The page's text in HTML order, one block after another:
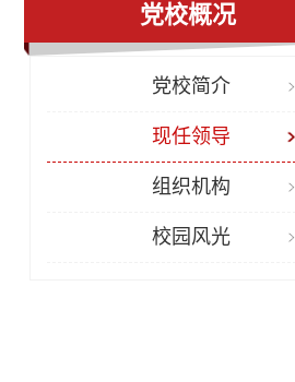
党校概况
党校简介
现任领导
组织机构
校园风光